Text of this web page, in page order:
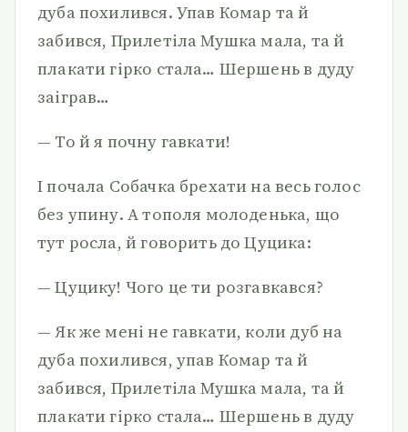
дуба похилився. Упав Комар та й
забився, Прилетіла Мушка мала, та й
плакати гірко стала… Шершень в дуду
заіграв…
— То й я почну гавкати!
І почала Собачка брехати на весь голос
без упину. А тополя молоденька, що
тут росла, й говорить до Цуцика:
— Цуцику! Чого це ти розгавкався?
— Як же мені не гавкати, коли дуб на
дуба похилився, упав Комар та й
забився, Прилетіла Мушка мала, та й
плакати гірко стала… Шершень в дуду